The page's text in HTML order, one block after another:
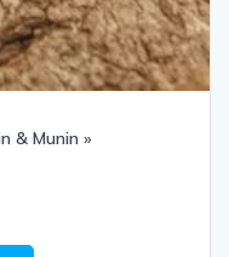
& Munin »